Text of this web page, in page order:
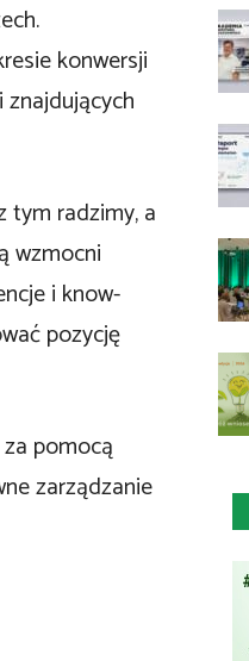
konwersji
tym radzimy, a
wzmocni
i know-
pozycję
pomocą
zarządzanie